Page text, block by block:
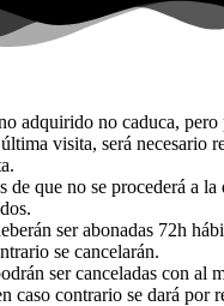
adquirido no caduca, pero
visita, será necesario
de que no se procederá a
ser abonadas 72h
se cancelarán.
ser canceladas con al
caso contrario se dará por